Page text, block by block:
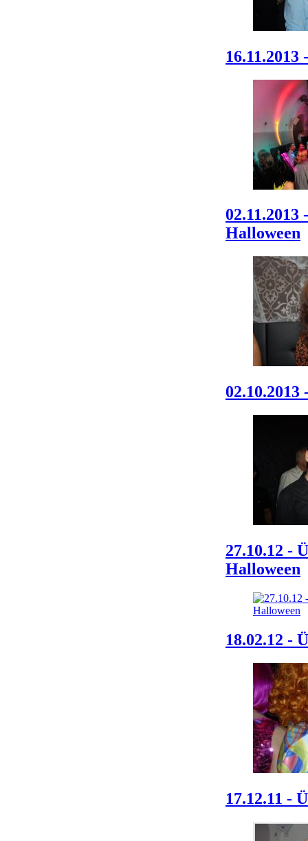
02.11.2013
Halloween
27.10.12 -
Halloween
18.02.12 -
17.12.11 -